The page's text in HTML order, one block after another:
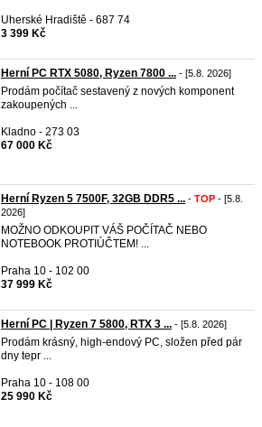
Uherské Hradiště - 687 74
3 399 Kč
Herní PC RTX 5080, Ryzen 7800 ... - [5.8. 2026]
Prodám počítač sestavený z nových komponent
zakoupených ...
Kladno - 273 03
67 000 Kč
Herní Ryzen 5 7500F, 32GB DDR5 ... - TOP - [5.8.
2026]
MOŽNO ODKOUPIT VÁŠ POČÍTAČ NEBO
NOTEBOOK PROTIÚČTEM! ...
Praha 10 - 102 00
37 999 Kč
Herní PC | Ryzen 7 5800, RTX 3 ... - [5.8. 2026]
Prodám krásný, high-endový PC, složen před pár
dny tepr ...
Praha 10 - 108 00
25 990 Kč